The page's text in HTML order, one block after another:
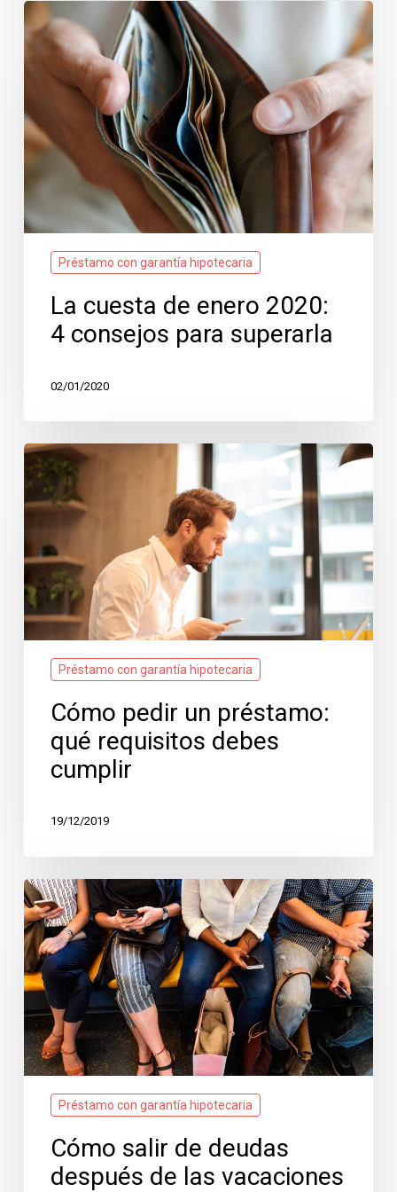
La
cuesta
enero
2020:
4
consejos
para
superarla
Préstamo con garantía hipotecaria
La cuesta de enero 2020:
4 consejos para superarla
02/01/2020
Cómo
pedir
un
préstamo:
qué
requisitos
debes
cumplir
Préstamo con garantía hipotecaria
Cómo pedir un préstamo:
qué requisitos debes
cumplir
19/12/2019
Cómo
salir
de
deudas
después
de
vacaciones
Préstamo con garantía hipotecaria
Cómo salir de deudas
después de las vacaciones